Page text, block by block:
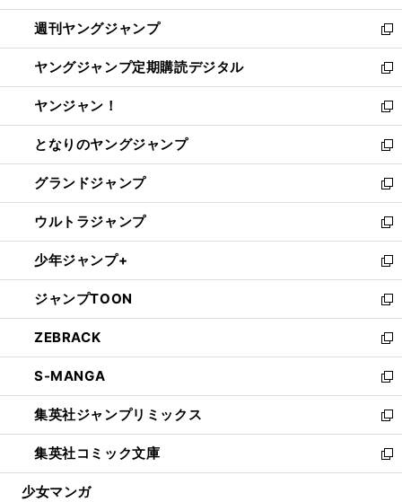
開
く
ウ
で
開
く
ン
ド
ウ
で
開
く
ウ
ィ
ン
ド
ウ
で
開
く
週刊ヤングジャンプ
新
し
い
ウ
ィ
ン
ド
ウ
で
開
く
ヤングジャンプ定期購読デジタル
新
し
い
ウ
ィ
ン
ド
ウ
で
開
く
ヤンジャン！
新
し
い
ウ
ィ
ン
ド
ウ
で
開
く
となりのヤングジャンプ
新
し
い
ウ
ィ
ン
ド
ウ
で
開
く
グランドジャンプ
新
し
い
ウ
ィ
ン
ド
ウ
で
開
く
ウルトラジャンプ
新
し
い
ウ
ィ
ン
ド
ウ
で
開
く
少年ジャンプ+
新
し
い
ウ
ィ
ン
ド
ウ
で
開
く
ジャンプTOON
新
し
い
ウ
ィ
ン
ド
ウ
で
開
ZEBRACK
新
し
い
ウ
ィ
ン
ド
ウ
S-MANGA
新
し
い
ウ
ィ
ン
集英社ジャンプリミックス
新
し
い
ウ
集英社コミック文庫
新
し
少女マンガ